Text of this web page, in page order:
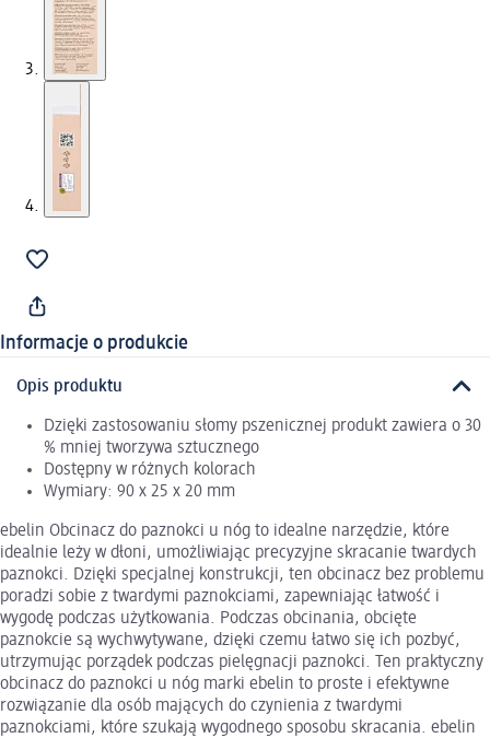
Informacje o produkcie
Opis produktu
Dzięki zastosowaniu słomy pszenicznej produkt zawiera o 30
% mniej tworzywa sztucznego
Dostępny w różnych kolorach
Wymiary: 90 x 25 x 20 mm
ebelin Obcinacz do paznokci u nóg to idealne narzędzie, które
idealnie leży w dłoni, umożliwiając precyzyjne skracanie twardych
paznokci. Dzięki specjalnej konstrukcji, ten obcinacz bez problemu
poradzi sobie z twardymi paznokciami, zapewniając łatwość i
wygodę podczas użytkowania. Podczas obcinania, obcięte
paznokcie są wychwytywane, dzięki czemu łatwo się ich pozbyć,
utrzymując porządek podczas pielęgnacji paznokci. Ten praktyczny
obcinacz do paznokci u nóg marki ebelin to proste i efektywne
rozwiązanie dla osób mających do czynienia z twardymi
paznokciami, które szukają wygodnego sposobu skracania. ebelin